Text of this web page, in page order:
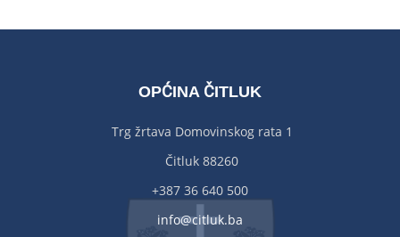
OPĆINA ČITLUK
Trg žrtava Domovinskog rata 1
Čitluk 88260
+387 36 640 500
info@citluk.ba